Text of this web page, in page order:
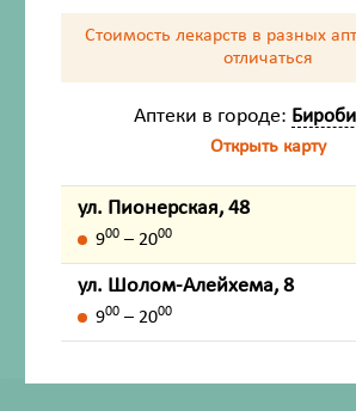
Описание
Внешний вид товара, упаковки, может
изображения на фотографии.
лекарственных средств обязательно
со специалистом и ознакомьтесь с
инструкцией на сайте ГРЛС
Стоимость лекарств в разных
отличаться
Аптеки в городе:
Открыть карту
ул. Пионерская, 48
900 – 2000
ул. Шолом-Алейхема, 8
900 – 2000